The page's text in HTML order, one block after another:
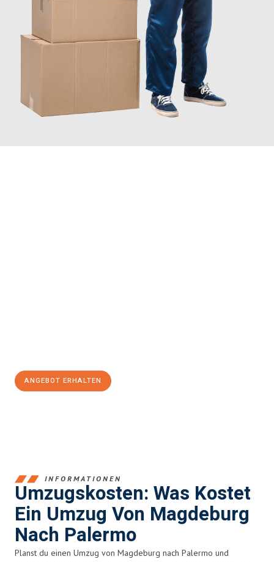
ANGEBOT ERHALTEN
INFORMATIONEN
Umzugskosten: Was Kostet
Ein Umzug Von Magdeburg
Nach Palermo
Planst du einen Umzug von Magdeburg nach Palermo und